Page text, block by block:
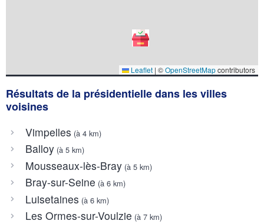
Leaflet | ©OpenStreetMapcontributors
Résultats de la présidentielle dans les villes
voisines
Vimpelles (à 4 km)
Balloy(à 5 km)
Mousseaux-lès-Bray(à 5 km)
Bray-sur-Seine (à 6 km)
Luisetaines (à 6 km)
Les Ormes-sur-Voulzie (à 7 km)